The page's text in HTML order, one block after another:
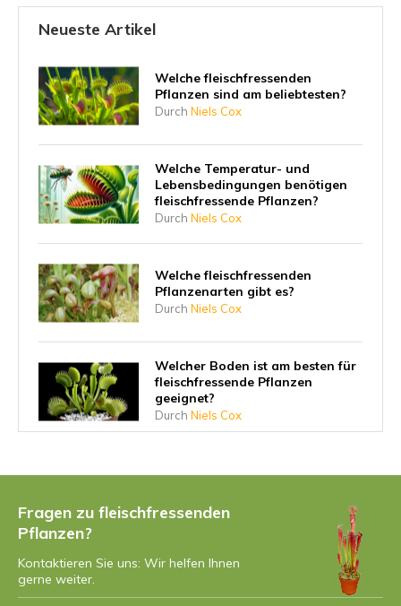
Neueste Artikel
Welche fleischfressenden
Pflanzen sind am beliebtesten?
Durch Niels Cox
Welche Temperatur- und
Lebensbedingungen benötigen
fleischfressende Pflanzen?
Durch Niels Cox
Welche fleischfressenden
Pflanzenarten gibt es?
Durch Niels Cox
Welcher Boden ist am besten für
fleischfressende Pflanzen
geeignet?
Durch Niels Cox
DurchNiels
Alles über den Sonnentau
Fragen zu fleischfressenden
Pflanzen?
Kontaktieren Sie uns: Wir helfen Ihnen
gerne weiter.